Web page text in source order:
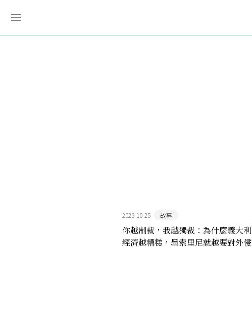
2023-10-25 故事
你越制裁，我越獨裁：為什麼義大利
經濟越糟糕，墨索里尼就越要對外侵